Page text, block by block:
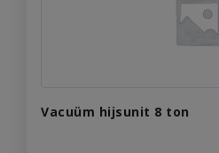
Vacuüm hijsunit 8 ton